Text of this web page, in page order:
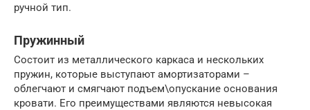
ручной тип.
Пружинный
Состоит из металлического каркаса и нескольких
пружин, которые выступают амортизаторами –
облегчают и смягчают подъем\опускание основания
кровати. Его преимуществами являются невысокая